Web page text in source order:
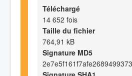
Téléchargé
14 652 fois
Taille du fichier
764,91 kB
Signature MD5